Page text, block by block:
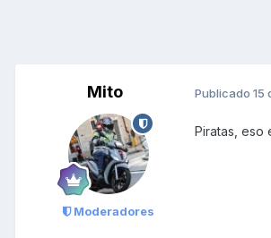
Mito
Moderadores
Publicado 15
Piratas, eso